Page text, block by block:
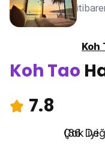
Koh
Koh Tao
7.8
Çok iyi
(86